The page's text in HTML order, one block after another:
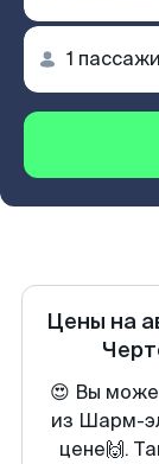
Цены на
😍 Вы
из Шарм-
цене🙌.